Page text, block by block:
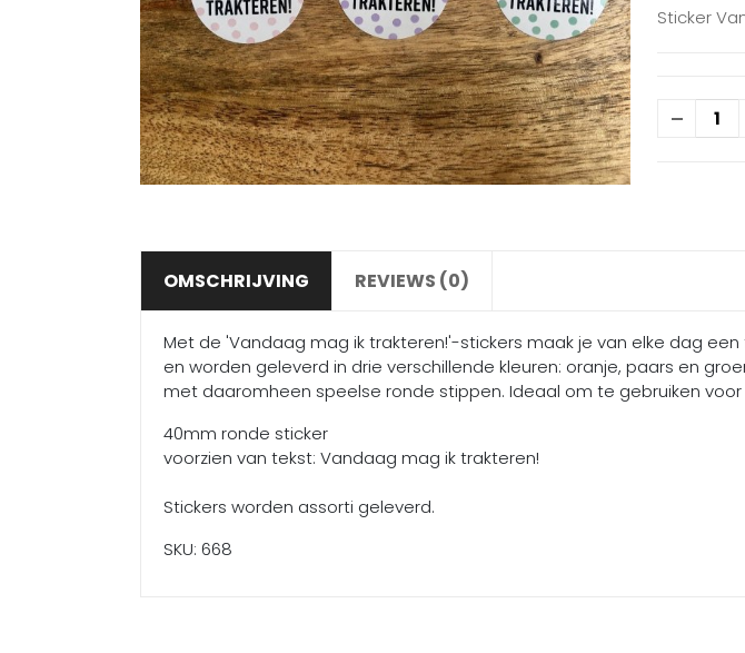
Sticker
OMSCHRIJVING REVIEWS (0)
Met de 'Vandaag mag ik trakteren!'-stickers maak je van elke dag
en worden geleverd in drie verschillende kleuren: oranje, paars en
met daaromheen speelse ronde stippen. Ideaal om te gebruiken
40mm ronde sticker
voorzien van tekst: Vandaag mag ik trakteren!
Stickers worden assorti geleverd.
SKU: 668